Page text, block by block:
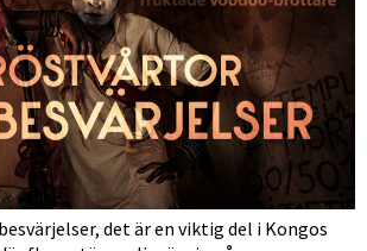
det är en viktig del i Kongos